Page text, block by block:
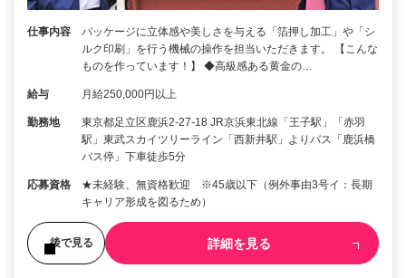
仕事内容
パッケージに立体感や美しさを与える「箔押し加工」や「シ
ルク印刷」を行う機械の操作を担当いただきます。 【こんな
ものを作っています！】 ◆高級感ある黄金の…
給与 月給250,000円以上
勤務地
東京都足立区鹿浜2-27-18 JR京浜東北線「王子駅」「赤羽
駅」東武スカイツリーライン「西新井駅」よりバス「鹿浜橋
バス停」下車徒歩5分
応募資格
★未経験、無資格歓迎 ※45歳以下（例外事由3号イ：長期
キャリア形成を図るため）
後で見る 詳細を見る